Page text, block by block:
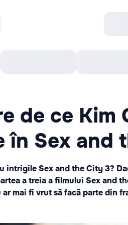
de ce Kim
în Sex and
intrigile Sex and the City 3?
a treia a filmului Sex and
mai fi vrut să facă parte din